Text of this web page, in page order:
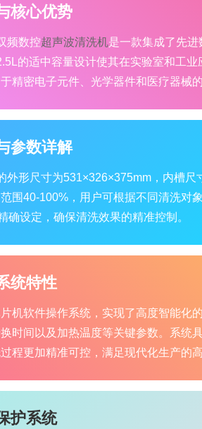
核心优势
频数控超声波清洗机是一款集成了先
的适中容量设计使其在实验室和工
精密电子元件、光学器件和医疗器械的
参数详解
外形尺寸为531×326×375mm，内槽
围40-100%，用户可根据不同清洗对
确设定，确保清洗效果的精准控制。
统特性
机软件操作系统，实现了高度智能化
时间以及加热温度等关键参数。系统
程更加精准可控，满足现代化生产的高
护系统